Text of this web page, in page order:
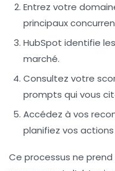
Entrez votre
principaux
HubSpot identifie
marché.
Consultez votre
prompts qui vous
Accédez à vos
planifiez vos
Ce processus ne